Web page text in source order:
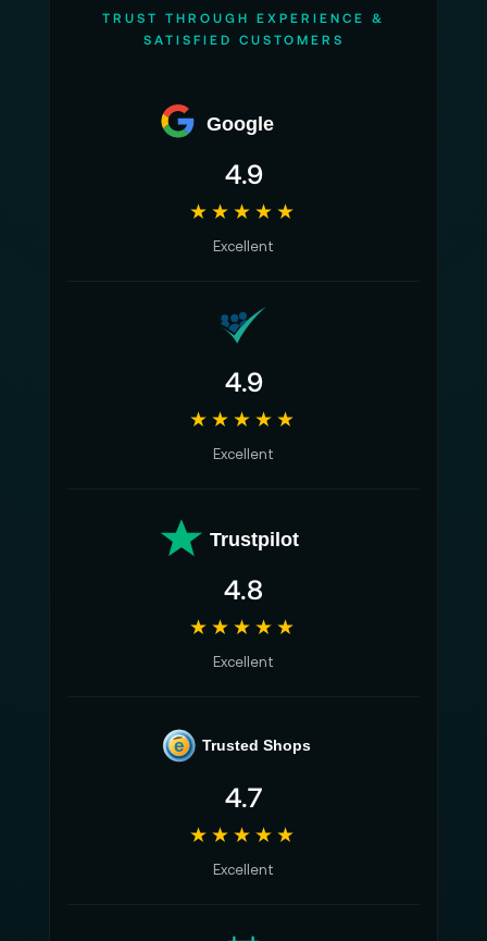
TRUST THROUGH EXPERIENCE &
SATISFIED CUSTOMERS
Google
4.9
★★★★★
Excellent
4.9
★★★★★
Excellent
Trustpilot
4.8
★★★★★
Excellent
e Trusted Shops
4.7
★★★★★
Excellent